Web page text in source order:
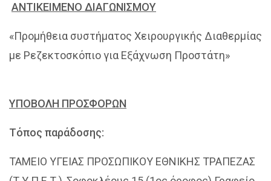
ΑΝΤΙΚΕΙΜΕΝΟ ΔΙΑΓΩΝΙΣΜΟΥ
«Προμήθεια συστήματος Χειρουργικής Διαθερμίας
με Ρεζεκτοσκόπιο για Εξάχνωση Προστάτη»
ΥΠΟΒΟΛΗ ΠΡΟΣΦΟΡΩΝ
Τόπος παράδοσης:
ΤΑΜΕΙΟ ΥΓΕΙΑΣ ΠΡΟΣΩΠΙΚΟΥ ΕΘΝΙΚΗΣ ΤΡΑΠΕΖΑΣ